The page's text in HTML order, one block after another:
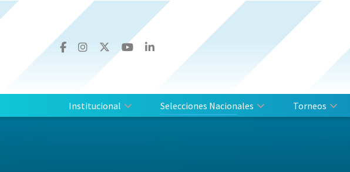
Institucional Selecciones Nacionales Torneos